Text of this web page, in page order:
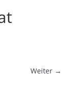
Weiter →